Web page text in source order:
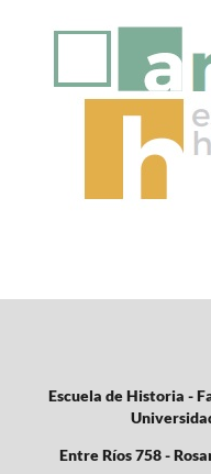
Escuela de Historia -
Entre Ríos 758 -